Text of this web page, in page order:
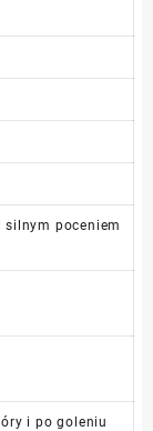
silnym poceniem
i po goleniu